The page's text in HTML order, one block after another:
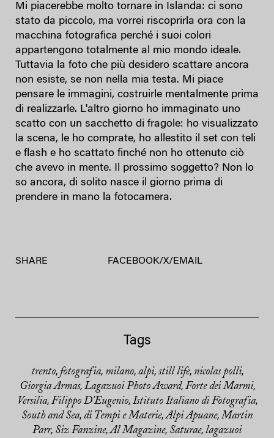
Mi piacerebbe molto tornare in Islanda: ci sono
stato da piccolo, ma vorrei riscoprirla ora con la
macchina fotografica perché i suoi colori
appartengono totalmente al mio mondo ideale.
Tuttavia la foto che più desidero scattare ancora
non esiste, se non nella mia testa. Mi piace
pensare le immagini, costruirle mentalmente prima
di realizzarle. L'altro giorno ho immaginato uno
scatto con un sacchetto di fragole: ho visualizzato
la scena, le ho comprate, ho allestito il set con teli
e flash e ho scattato finché non ho ottenuto ciò
che avevo in mente. Il prossimo soggetto? Non lo
so ancora, di solito nasce il giorno prima di
prendere in mano la fotocamera.
SHARE FACEBOOK/X/ EMAIL
Tags
trento, fotografia, milano, alpi, still life, nicolas polli,
Giorgia Armas, Lagazuoi Photo Award, Forte dei Marmi,
Versilia, Filippo D'Eugenio, Istituto Italiano di Fotografia,
South and Sea, di Tempi e Materie,Alpi Apuane, Martin
Parr, Siz Fanzine,Al Magazine, Saturae, lagazuoi